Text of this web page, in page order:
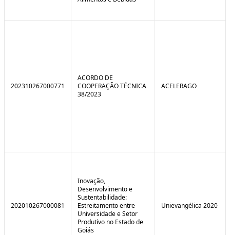
202310267000771
ACORDO DE
COOPERAÇÃO TÉCNICA
38/2023
ACELERAGO
202010267000081
Inovação,
Desenvolvimento e
Sustentabilidade:
Estreitamento entre
Universidade e Setor
Produtivo no Estado de
Goiás
Unievangélica 2020